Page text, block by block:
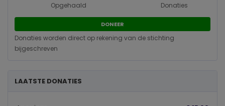
Opgehaald Donaties
DONEER
Donaties worden direct op rekening van de stichting
bijgeschreven
LAATSTE DONATIES